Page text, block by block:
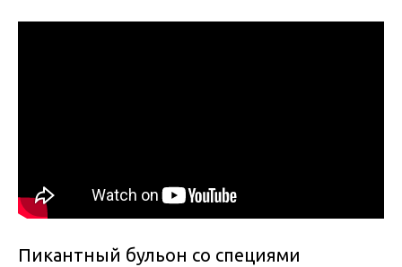
Пикантный бульон со специями